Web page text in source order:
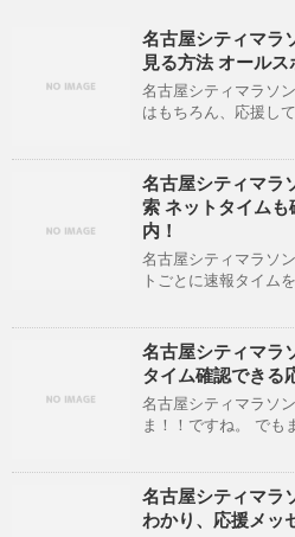
名古屋シティマラ
見る方法 オールス
名古屋シティマラソ
はもちろん、応援し
名古屋シティマラ
索 ネットタイム
内！
名古屋シティマラソ
トごとに速報タイム
名古屋シティマラ
タイム確認できる
名古屋シティマラソ
ま！！ですね。 でも
名古屋シティマラ
わかり、応援メッ